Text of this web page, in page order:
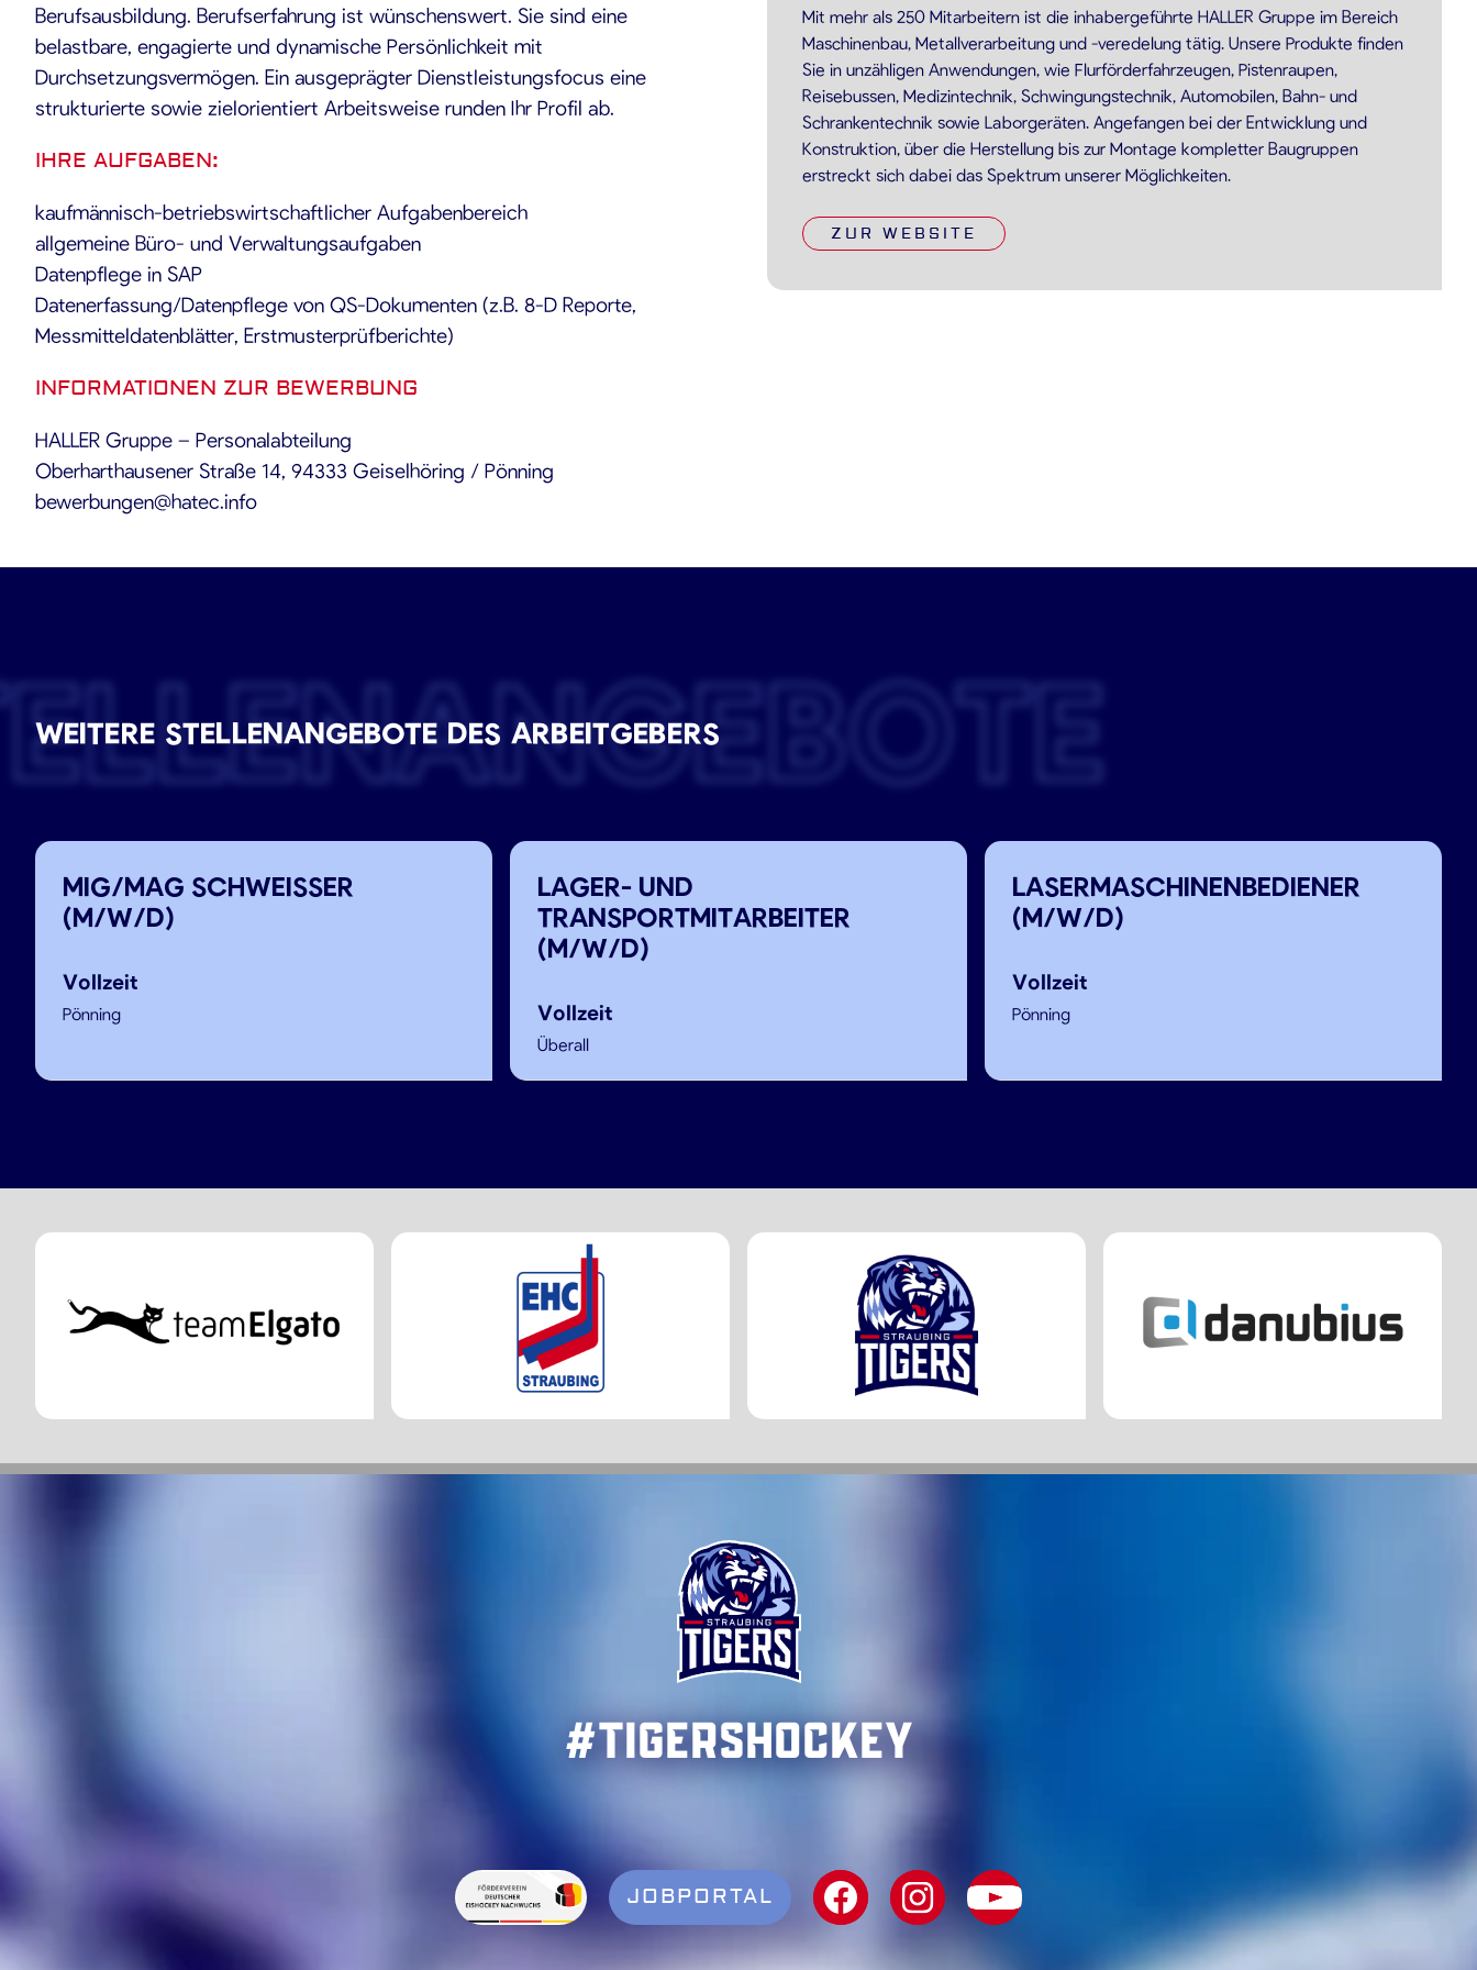
Mit mehr als 250 Mitarbeitern ist die inhabergeführte HALLER Gruppe im Bereich
Maschinenbau, Metallverarbeitung und -veredelung tätig. Unsere Produkte finden
Sie in unzähligen Anwendungen, wie Flurförderfahrzeugen, Pistenraupen,
Reisebussen, Medizintechnik, Schwingungstechnik, Automobilen, Bahn- und
Schrankentechnik sowie Laborgeräten. Angefangen bei der Entwicklung und
Konstruktion, über die Herstellung bis zur Montage kompletter Baugruppen
erstreckt sich dabei das Spektrum unserer Möglichkeiten.
ZUR WEBSITE
Berufsausbildung. Berufserfahrung ist wünschenswert. Sie sind eine
belastbare, engagierte und dynamische Persönlichkeit mit
Durchsetzungsvermögen. Ein ausgeprägter Dienstleistungsfocus eine
strukturierte sowie zielorientiert Arbeitsweise runden Ihr Profil ab.
IHRE AUFGABEN:
kaufmännisch-betriebswirtschaftlicher Aufgabenbereich
allgemeine Büro- und Verwaltungsaufgaben
Datenpflege in SAP
Datenerfassung/Datenpflege von QS-Dokumenten (z.B. 8-D Reporte,
Messmitteldatenblätter, Erstmusterprüfberichte)
INFORMATIONEN ZUR BEWERBUNG
HALLER Gruppe – Personalabteilung
Oberharthausener Straße 14, 94333 Geiselhöring / Pönning
bewerbungen@hatec.info
WEITERE STELLENANGEBOTE DES ARBEITGEBERS
MIG/MAG SCHWEISSER
(M/W/D)
Pönning
Vollzeit
LAGER- UND
TRANSPORTMITARBEITER
(M/W/D)
Überall
Vollzeit
LASERMASCHINENBEDIENER
(M/W/D)
Pönning
Vollzeit
#TigersHockey
JOBPORTAL